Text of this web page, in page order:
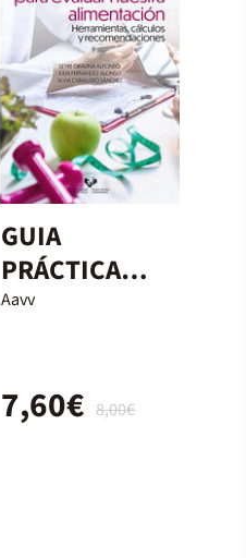
GUIA
PRÁCTICA
PARA EVALUAR
Aavv
8,00€
7,60€